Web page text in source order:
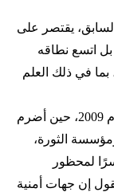
يقتصر على
اتسع نطاقه
بما في ذلك العلم
ويعود أحد أبرز مظاهر القطيعة العلنية إلى عام 2009، حين أضرم
الثورة،
لمحظور
إن جهات أمنية